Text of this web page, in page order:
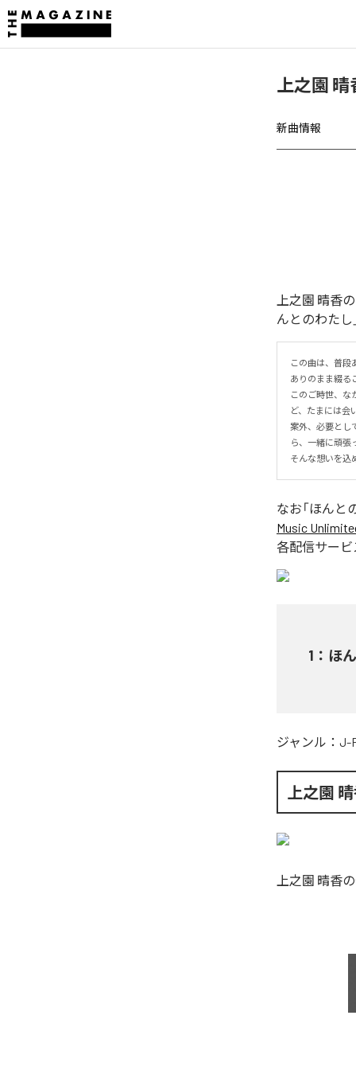
上之園
新曲情報
上之園 晴香
んとのわたし
この曲は、普段
ありのまま綴る
このご時世、な
ど、たまには会
案外、必要とし
ら、一緒に頑張
そんな想いを込
なお「ほんと
Music
各配信サービ
1 ： ほ
ジャンル： J-
上之園
上之園 晴香